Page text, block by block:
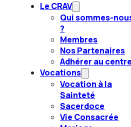
Le CRAV
Qui sommes-
?
Membres
Nos Partenaires
Adhérer au
Vocations
Vocation à la
Sainteté
Sacerdoce
Vie Consacrée